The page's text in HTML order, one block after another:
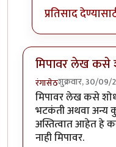
प्रतिसाद
मिपावर लेख कसे
रंगासेठशुक्रवार, 30/09/
मिपावर लेख कसे
भटकंती अथवा अन्य
अस्तित्वात आहेत हे
नाही मिपावर.